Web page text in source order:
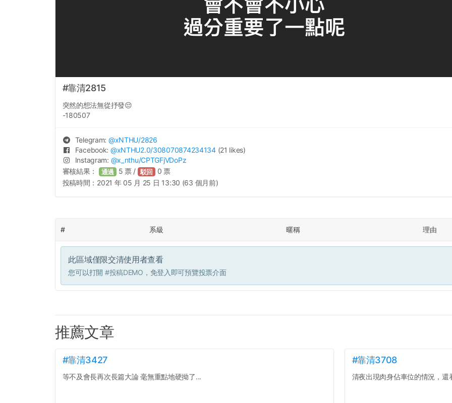
#靠清2815
突然的想法無從抒發😔
-180507
Telegram: @xNTHU/2826
Facebook: @xNTHU2.0/308070874234134 (21 likes)
Instagram: @x_nthu/CPTGFjVDoPz
審核結果： 通過 5 票 / 駁回 0 票
投稿時間： 2021 年 05 月 25 日 13:30 (63 個月前)
# 系級 暱稱 理由
此區域僅限交清使用者查看
您可以打開 #投稿DEMO ，免登入即可預覽投票介面
推薦文章
#靠清3427
等不及會長再次長篇大論 毫無重點地硬拗了...
#靠清3708
清夜出現肉身佔車位的情況，還